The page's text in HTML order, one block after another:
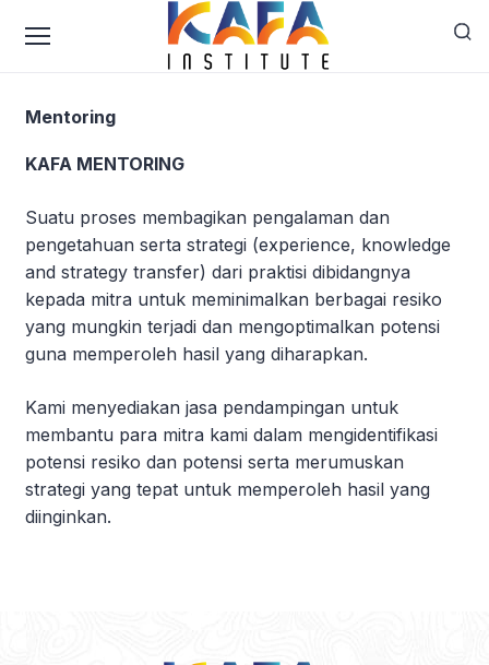
Mentoring
KAFA MENTORING
Suatu proses membagikan pengalaman dan
pengetahuan serta strategi (experience, knowledge
and strategy transfer) dari praktisi dibidangnya
kepada mitra untuk meminimalkan berbagai resiko
yang mungkin terjadi dan mengoptimalkan potensi
guna memperoleh hasil yang diharapkan.
Kami menyediakan jasa pendampingan untuk
membantu para mitra kami dalam mengidentifikasi
potensi resiko dan potensi serta merumuskan
strategi yang tepat untuk memperoleh hasil yang
diinginkan.